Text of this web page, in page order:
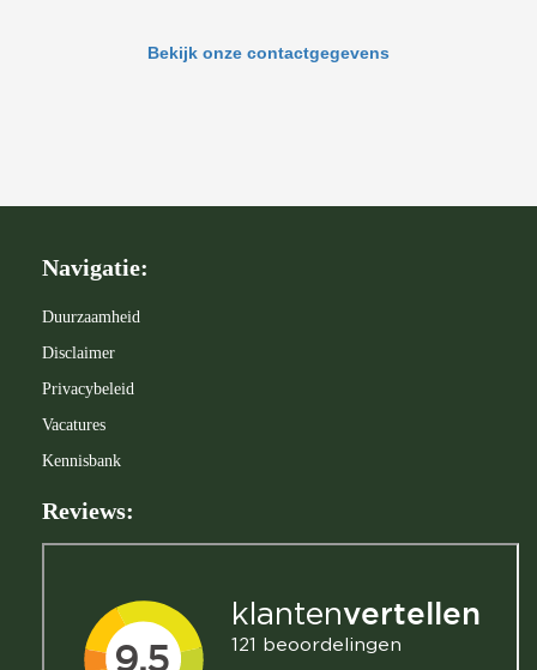
Bekijk onze contactgegevens
Navigatie:
Duurzaamheid
Disclaimer
Privacybeleid
Vacatures
Kennisbank
Reviews: